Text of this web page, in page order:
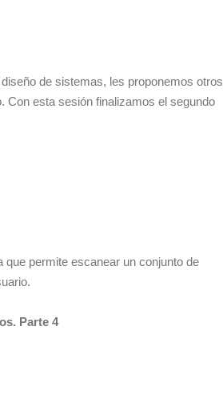
de sistemas, les proponemos otros
Con esta sesión finalizamos el segundo
permite escanear un conjunto de
Parte 4